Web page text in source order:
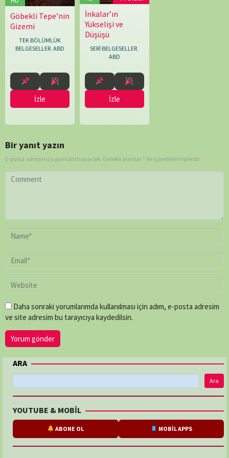
Göbekli Tepe’nin
Gizemi
TEK BÖLÜMLÜK
BELGESELLER, ABD
25.02.2026
Simon
Rawles
İzle
İnkalar’ın
Yükselişi ve
Düşüşü
SERİ BELGESELLER
ABD
14.12.2025
Thibaud
Marchand
İzle
Bir yanıt yazın
E-posta adresiniz yayınlanmayacak. Gerekli alanlar * ile işaretlenmişlerdir
Daha sonraki yorumlarımda kullanılması için adım, e-posta adresim
ve site adresim bu tarayıcıya kaydedilsin.
ARA
Ara
YOUTUBE & MOBİL
ABONE OL MOBİL APPS